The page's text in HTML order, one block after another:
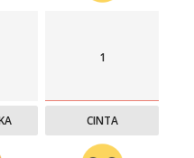
1
CINTA